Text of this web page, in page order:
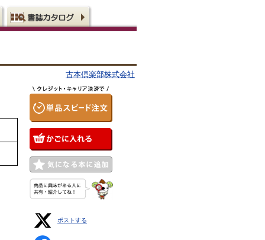
古本倶楽部株式会社
ポストする